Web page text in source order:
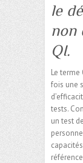
le
non
QI.
Le
fois une
tests.
un test